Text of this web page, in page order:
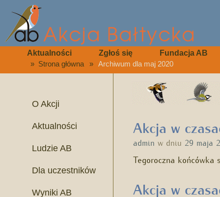
Aktualności Zgłoś się Fundacja AB
» Strona główna » Archiwum dla maj 2020
O Akcji
Aktualności
Ludzie AB
Dla uczestników
Wyniki AB
Akcja w
admin w dniu 29 maja
Tegoroczna
Akcja w